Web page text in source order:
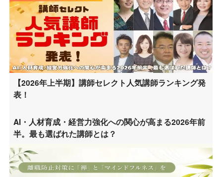
【2026年上半期】講師セレクト人気講師ランキング発
表！
AI・人材育成・経営力強化への関心が高まる2026年前
半。最も選ばれた講師とは？